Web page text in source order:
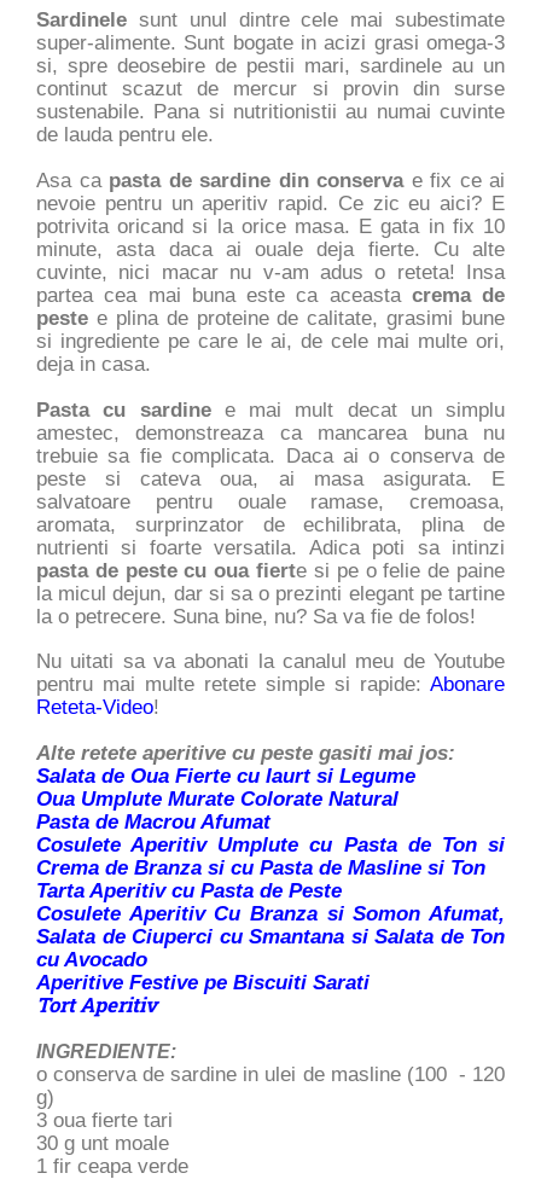
Sardinele sunt unul dintre cele mai subestimate
super-alimente. Sunt bogate in acizi grasi omega-3
si, spre deosebire de pestii mari, sardinele au un
continut scazut de mercur si provin din surse
sustenabile. Pana si nutritionistii au numai cuvinte
de lauda pentru ele.
Asa ca pasta de sardine din conservae fix ce ai
nevoie pentru un aperitiv rapid. Ce zic eu aici? E
potrivita oricand si la orice masa. E gata in fix 10
minute, asta daca ai ouale deja fierte. Cu alte
cuvinte, nici macar nu v-am adus o reteta! Insa
partea cea mai buna este ca aceasta crema de
peste e plina de proteine de calitate, grasimi bune
si ingrediente pe care le ai, de cele mai multe ori,
deja in casa.
Pasta cu sardinee mai mult decat un simplu
amestec, demonstreaza ca mancarea buna nu
trebuie sa fie complicata. Daca ai o conserva de
peste si cateva oua, ai masa asigurata. E
salvatoare pentru ouale ramase, cremoasa,
aromata, surprinzator de echilibrata, plina de
nutrienti si foarte versatila. Adica poti sa intinzi
pasta de peste cu oua fierte si pe o felie de paine
la micul dejun, dar si sa o prezinti elegant pe tartine
la o petrecere. Suna bine, nu? Sa va fie de folos!
Nu uitati sa va abonati la canalul meu de Youtube
pentru mai multe retete simple si rapide: Abonare
Reteta-Video!
Alte retete aperitive cu peste gasiti mai jos:
Salata de Oua Fierte cu Iaurt si Legume
Oua Umplute Murate Colorate Natural
Pasta de Macrou Afumat
Cosulete Aperitiv Umplute cu Pasta de Ton si
Crema de Branza si cu Pasta de Masline si Ton
Tarta Aperitiv cu Pasta de Peste
Cosulete Aperitiv Cu Branza si Somon Afumat,
Salata de Ciuperci cu Smantana si Salata de Ton
cu Avocado
Aperitive Festive pe Biscuiti Sarati
Tort Aperitiv
INGREDIENTE:
o conserva de sardine in ulei de masline (100 - 120
g)
3 oua fierte tari
30 g unt moale
1 fir ceapa verde